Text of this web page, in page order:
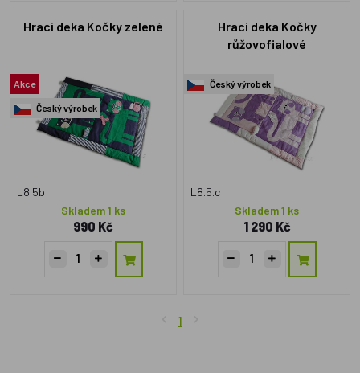
Hrací deka Kočky zelené
Akce
Český výrobek
L8.5b
Skladem 1 ks
990 Kč
Hrací deka Kočky
růžovofialové
Český výrobek
L8.5.c
Skladem 1 ks
1 290 Kč
1